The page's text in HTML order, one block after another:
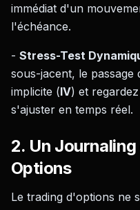
immédiat d'un
l'échéance.
- Stress-Test
sous-jacent, le passage
implicite (IV) et
s'ajuster en temps réel.
2. Un
Options
Le trading d'options ne